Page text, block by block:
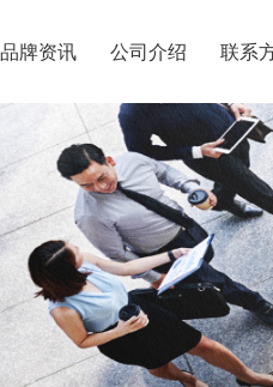
品牌资讯 公司介绍 联系
品牌资讯 公司介绍 联系